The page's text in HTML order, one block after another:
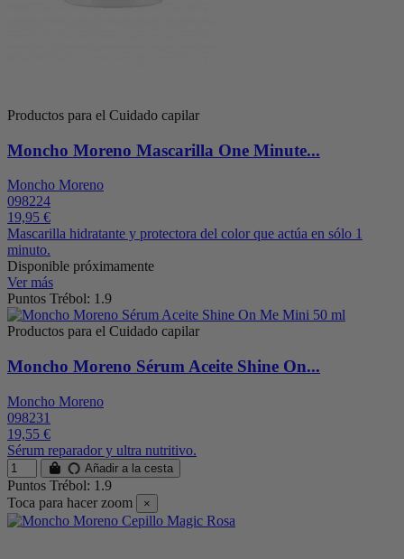
Productos para el Cuidado capilar
Moncho Moreno Mascarilla One Minute...
Moncho Moreno
098224
19,95 €
Mascarilla hidratante y protectora del color que actúa en sólo 1
minuto.
Disponible próximamente
Ver más
Puntos Trébol: 1.9
Productos para el Cuidado capilar
Moncho Moreno Sérum Aceite Shine On...
Moncho Moreno
098231
19,55 €
Sérum reparador y ultra nutritivo.
Añadir a la cesta
Puntos Trébol: 1.9
Toca para hacer zoom
×